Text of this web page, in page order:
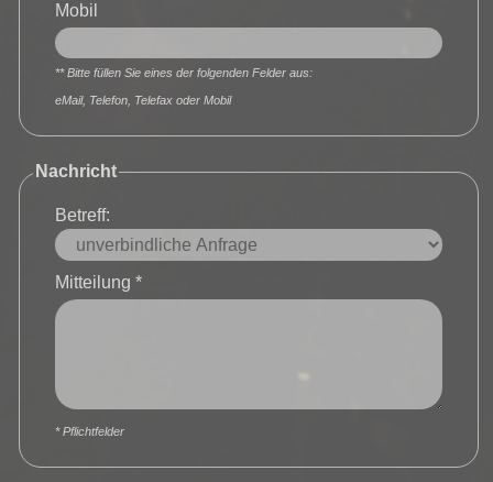
Mobil
** Bitte füllen Sie eines der folgenden Felder aus:
eMail, Telefon, Telefax oder Mobil
Nachricht
Betreff:
Mitteilung *
* Pflichtfelder